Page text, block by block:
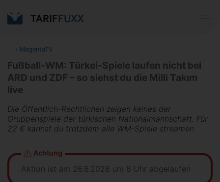
‹ MagentaTV
Fußball-WM: Türkei-Spiele laufen nicht bei
ARD und ZDF – so siehst du die Milli Takım
live
Die Öffentlich-Rechtlichen zeigen keines der
Gruppenspiele der türkischen Nationalmannschaft. Für
22 € kannst du trotzdem alle WM-Spiele streamen
Achtung
Aktion ist am 26.6.2026 um 8 Uhr abgelaufen